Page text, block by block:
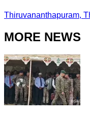
Thiruvananthapuram,
MORE NEWS